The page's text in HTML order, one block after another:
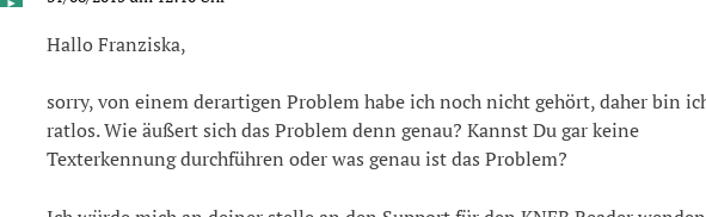
Hallo Franziska,
sorry, von einem derartigen Problem habe ich noch nicht gehört, daher bin
ratlos. Wie äußert sich das Problem denn genau? Kannst Du gar keine
Texterkennung durchführen oder was genau ist das Problem?